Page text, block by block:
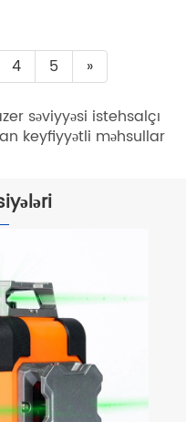
4 5 »
səviyyəsi istehsalçı
keyfiyyətli məhsullar
Lazer
Dəqiqliyi
bilər